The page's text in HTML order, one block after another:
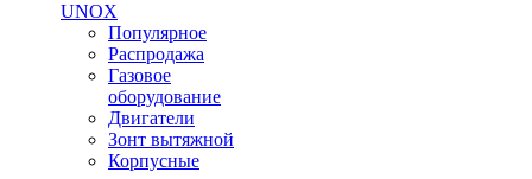
UNOX
Популярное
Распродажа
Газовое
оборудование
Двигатели
Зонт вытяжной
Корпусные